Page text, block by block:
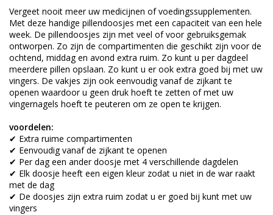
Vergeet nooit meer uw medicijnen of voedingssupplementen.
Met deze handige pillendoosjes met een capaciteit van een hele
week. De pillendoosjes zijn met veel of voor gebruiksgemak
ontworpen. Zo zijn de compartimenten die geschikt zijn voor de
ochtend, middag en avond extra ruim. Zo kunt u per dagdeel
meerdere pillen opslaan. Zo kunt u er ook extra goed bij met uw
vingers. De vakjes zijn ook eenvoudig vanaf de zijkant te
openen waardoor u geen druk hoeft te zetten of met uw
vingernagels hoeft te peuteren om ze open te krijgen.
voordelen:
✔ Extra ruime compartimenten
✔ Eenvoudig vanaf de zijkant te openen
✔ Per dag een ander doosje met 4 verschillende dagdelen
✔ Elk doosje heeft een eigen kleur zodat u niet in de war raakt
met de dag
✔ De doosjes zijn extra ruim zodat u er goed bij kunt met uw
vingers